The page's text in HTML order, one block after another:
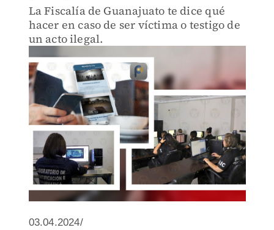
La Fiscalía de Guanajuato te dice qué
hacer en caso de ser víctima o testigo de
un acto ilegal.
03.04.2024/